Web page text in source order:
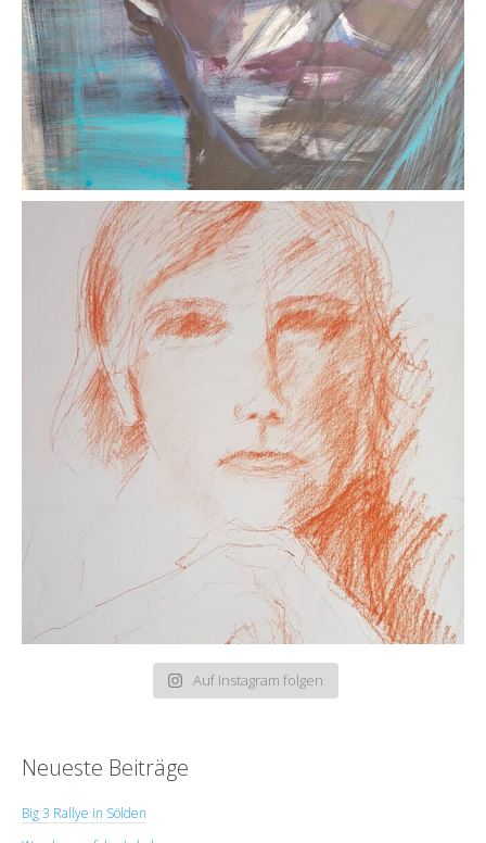
Auf Instagram folgen
Neueste Beiträge
Big 3 Rallye in Sölden